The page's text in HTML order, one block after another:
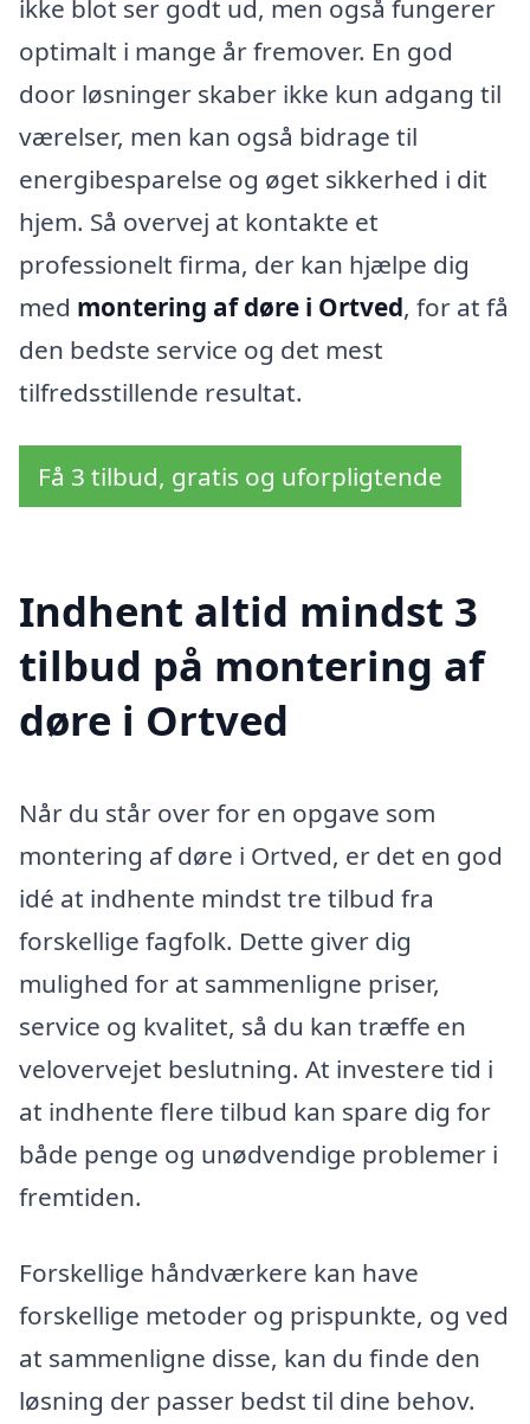
ikke blot ser godt ud, men også fungerer
optimalt i mange år fremover. En god
door løsninger skaber ikke kun adgang til
værelser, men kan også bidrage til
energibesparelse og øget sikkerhed i dit
hjem. Så overvej at kontakte et
professionelt firma, der kan hjælpe dig
med montering af døre i Ortved, for at få
den bedste service og det mest
tilfredsstillende resultat.
Få 3 tilbud, gratis og uforpligtende
Indhent altid mindst 3
tilbud på montering af
døre i Ortved
Når du står over for en opgave som
montering af døre i Ortved, er det en god
idé at indhente mindst tre tilbud fra
forskellige fagfolk. Dette giver dig
mulighed for at sammenligne priser,
service og kvalitet, så du kan træffe en
velovervejet beslutning. At investere tid i
at indhente flere tilbud kan spare dig for
både penge og unødvendige problemer i
fremtiden.
Forskellige håndværkere kan have
forskellige metoder og prispunkte, og ved
at sammenligne disse, kan du finde den
løsning der passer bedst til dine behov.